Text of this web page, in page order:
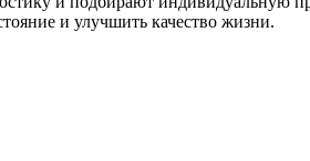
и улучшить качество жизни.